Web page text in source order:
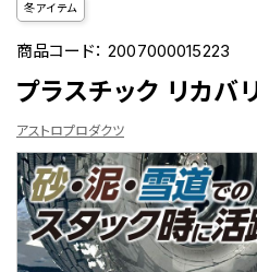
冬アイテム
商品コード：2007000015223
プラスチック リカ
アストロプロダクツ